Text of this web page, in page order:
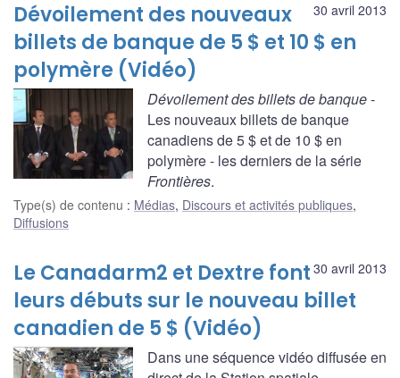
30 avril 2013
Dévoilement des nouveaux
billets de banque de 5 $ et 10 $ en
polymère (Vidéo)
Dévoilement des billets de banque-
Les nouveaux billets de banque
canadiens de 5 $ et de 10 $ en
polymère - les derniers de la série
Frontières.
Type(s) de contenu : Médias, Discours et activités publiques,
Diffusions
30 avril 2013
Le Canadarm2 et Dextre font
leurs débuts sur le nouveau billet
canadien de 5 $ (Vidéo)
Dans une séquence vidéo diffusée en